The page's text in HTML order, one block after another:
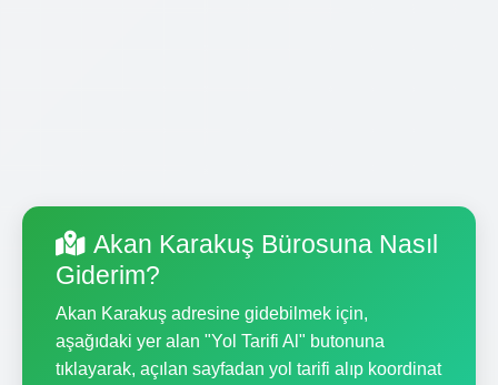
Akan Karakuş Bürosuna Nasıl
Giderim?
Akan Karakuş adresine gidebilmek için,
aşağıdaki yer alan "Yol Tarifi Al" butonuna
tıklayarak, açılan sayfadan yol tarifi alıp koordinat